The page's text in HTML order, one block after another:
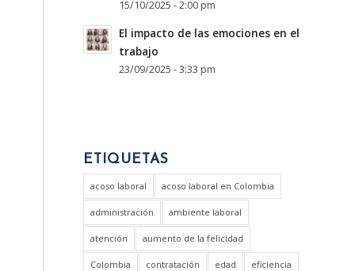
15/10/2025 - 2:00 pm
El impacto de las emociones en el
trabajo
23/09/2025 - 3:33 pm
ETIQUETAS
acoso laboral acoso laboral en Colombia
administración ambiente laboral
atención aumento de la felicidad
Colombia contratación edad eficiencia